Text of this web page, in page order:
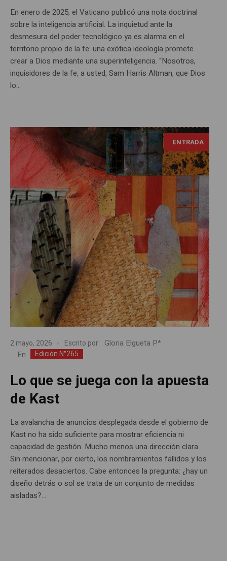
En enero de 2025, el Vaticano publicó una nota doctrinal
sobre la inteligencia artificial. La inquietud ante la
desmesura del poder tecnológico ya es alarma en el
territorio propio de la fe: una exótica ideología promete
crear a Dios mediante una superinteligencia. “Nosotros,
inquisidores de la fe, a usted, Sam Harris Altman, que Dios
lo...
ENTRADA
2 mayo, 2026 Escrito por: Gloria Elgueta P.*
En Edición N°265
Lo que se juega con la apuesta
de Kast
La avalancha de anuncios desplegada desde el gobierno de
Kast no ha sido suficiente para mostrar eficiencia ni
capacidad de gestión. Mucho menos una dirección clara.
Sin mencionar, por cierto, los nombramientos fallidos y los
reiterados desaciertos. Cabe entonces la pregunta: ¿hay un
diseño detrás o sol se trata de un conjunto de medidas
aisladas?...